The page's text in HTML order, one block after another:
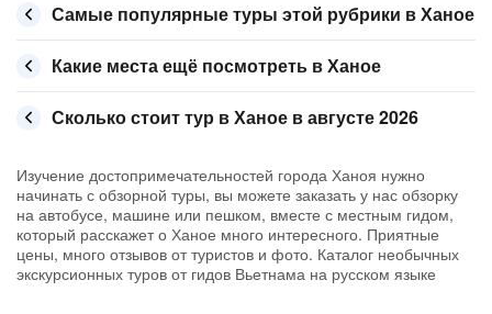
Самые популярные туры этой рубрики в Ханое
Какие места ещё посмотреть в Ханое
Сколько стоит тур в Ханое в августе 2026
Изучение достопримечательностей города Ханоя нужно
начинать с обзорной туры, вы можете заказать у нас обзорку
на автобусе, машине или пешком, вместе с местным гидом,
который расскажет о Ханое много интересного. Приятные
цены, много отзывов от туристов и фото. Каталог необычных
экскурсионных туров от гидов Вьетнама на русском языке